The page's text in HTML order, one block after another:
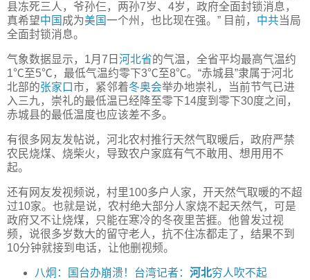
县冻死三人，爷孙仨，两孙7岁、4岁，政府全面封锁消息，
真希望中国 成为美国一个州，也比现在强。” 目前， 中共当局
全面封锁消息。
气象数据显示，1月7日 河北省的气温，全省平均最高气温约
1℃至5℃，最低气温约零下3℃至8℃。“赤城县”隶属于河北
北部的张家口市，紧邻着冬奥会举办地崇礼，当前节气已进
入三九，崇礼的最低温已经降至零下14度到零下30度之间，
赤城县的最低温度也应该差不多。
有很多网友发帖说，河北农村推行天然气取暖后，政府严禁
农民烧煤、烧柴火，导致农户家庭有气不敢用、想用用不
起。
还有网友发视频说，村里100多户人家，开天然气取暖的不超
过10家。也就是说，农村绝大部分人家烧不起天然气，可是
政府又不让烧煤，只能在寒冷的冬夜里苦捱。他曾发过视
频，说很多岁数大的留守老人，抗不住冻都走了，结果不到
10分钟就接到电话，让他删视频。
八炯：国台办崩溃！台湾记者： 河北穷人吹不起